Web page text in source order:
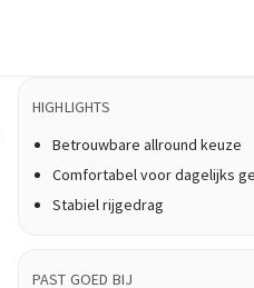
HIGHLIGHTS
Betrouwbare allround keuze
Comfortabel voor dagelijks
Stabiel rijgedrag
PAST GOED BIJ